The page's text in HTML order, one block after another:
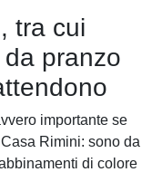
tra cui
pranzo
importante se
Rimini: sono da
di colore